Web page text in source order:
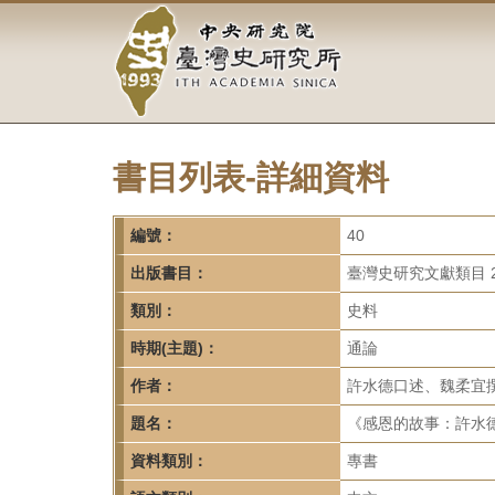
容
中
央
研
究
院-
臺
灣
史
研
究
所-
書目列表-詳細資料
編號： 40
出版書目： 臺灣史研究文獻類目
類別： 史料
時期(主題)： 通論
作者： 許水德口述、魏柔宜
題名： 《感恩的故事：許
資料類別： 專書